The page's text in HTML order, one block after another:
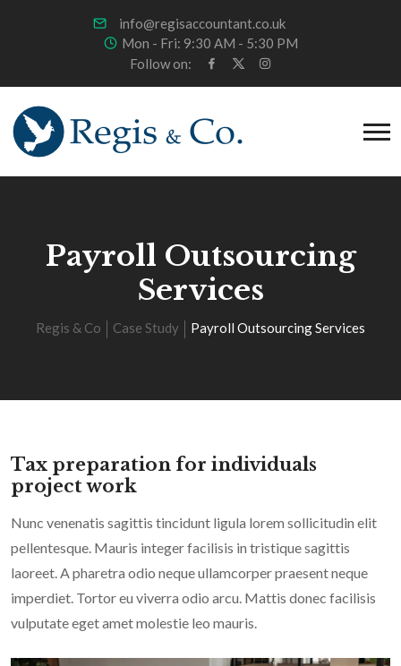
info@regisaccountant.co.uk
Mon - Fri: 9:30 AM - 5:30 PM
Follow on:
Payroll Outsourcing
Services
Regis & Co Case Study Payroll Outsourcing Services
Tax preparation for individuals
project work
Nunc venenatis sagittis tincidunt ligula lorem sollicitudin elit
pellentesque. Mauris integer facilisis in tristique sagittis
laoreet. A pharetra odio neque ullamcorper praesent neque
imperdiet. Tortor eu viverra odio arcu. Mattis donec facilisis
vulputate eget amet molestie leo mauris.